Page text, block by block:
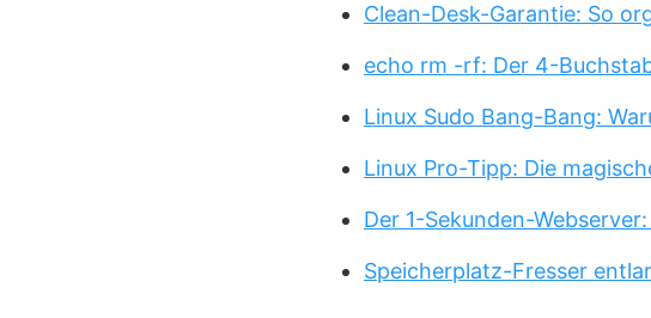
Clean-Desk-Garantie: So
echo rm -rf: Der 4-
Linux Sudo Bang-Bang:
Linux Pro-Tipp: Die
Der 1-Sekunden-
Speicherplatz-Fresser